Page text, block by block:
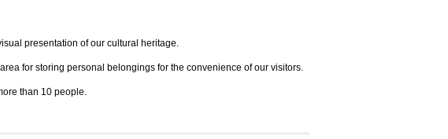
presentation of our cultural heritage.
for storing personal belongings for the convenience of our visitors.
than 10 people.